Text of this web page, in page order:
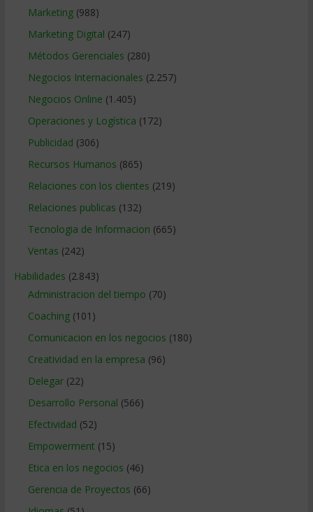
Marketing(988)
Marketing Digital (247)
Métodos Gerenciales (280)
Negocios Internacionales (2.257)
Negocios Online (1.405)
Operaciones y Logística (172)
Publicidad (306)
Recursos Humanos (865)
Relaciones con los clientes (219)
Relaciones publicas (132)
Tecnologia de Informacion (665)
Ventas (242)
Habilidades (2.843)
Administracion del tiempo (70)
Coaching(101)
Comunicacion en los negocios (180)
Creatividad en la empresa (96)
Delegar(22)
Desarrollo Personal (566)
Efectividad (52)
Empowerment (15)
Etica en los negocios (46)
Gerencia de Proyectos (66)